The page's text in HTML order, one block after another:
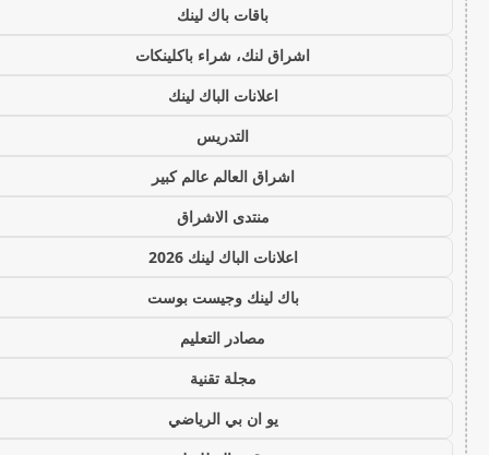
باقات باك لينك
اشراق لنك، شراء باكلينكات
اعلانات الباك لينك
التدريس
اشراق العالم عالم كبير
منتدى الاشراق
اعلانات الباك لينك 2026
باك لينك وجيست بوست
مصادر التعليم
مجلة تقنية
يو ان بي الرياضي